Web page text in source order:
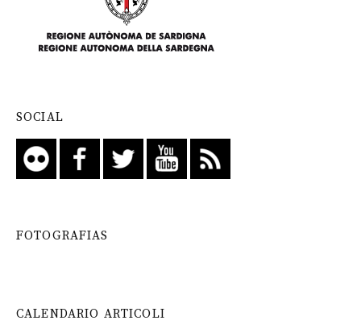
SOCIAL
FOTOGRAFIAS
CALENDARIO ARTICOLI